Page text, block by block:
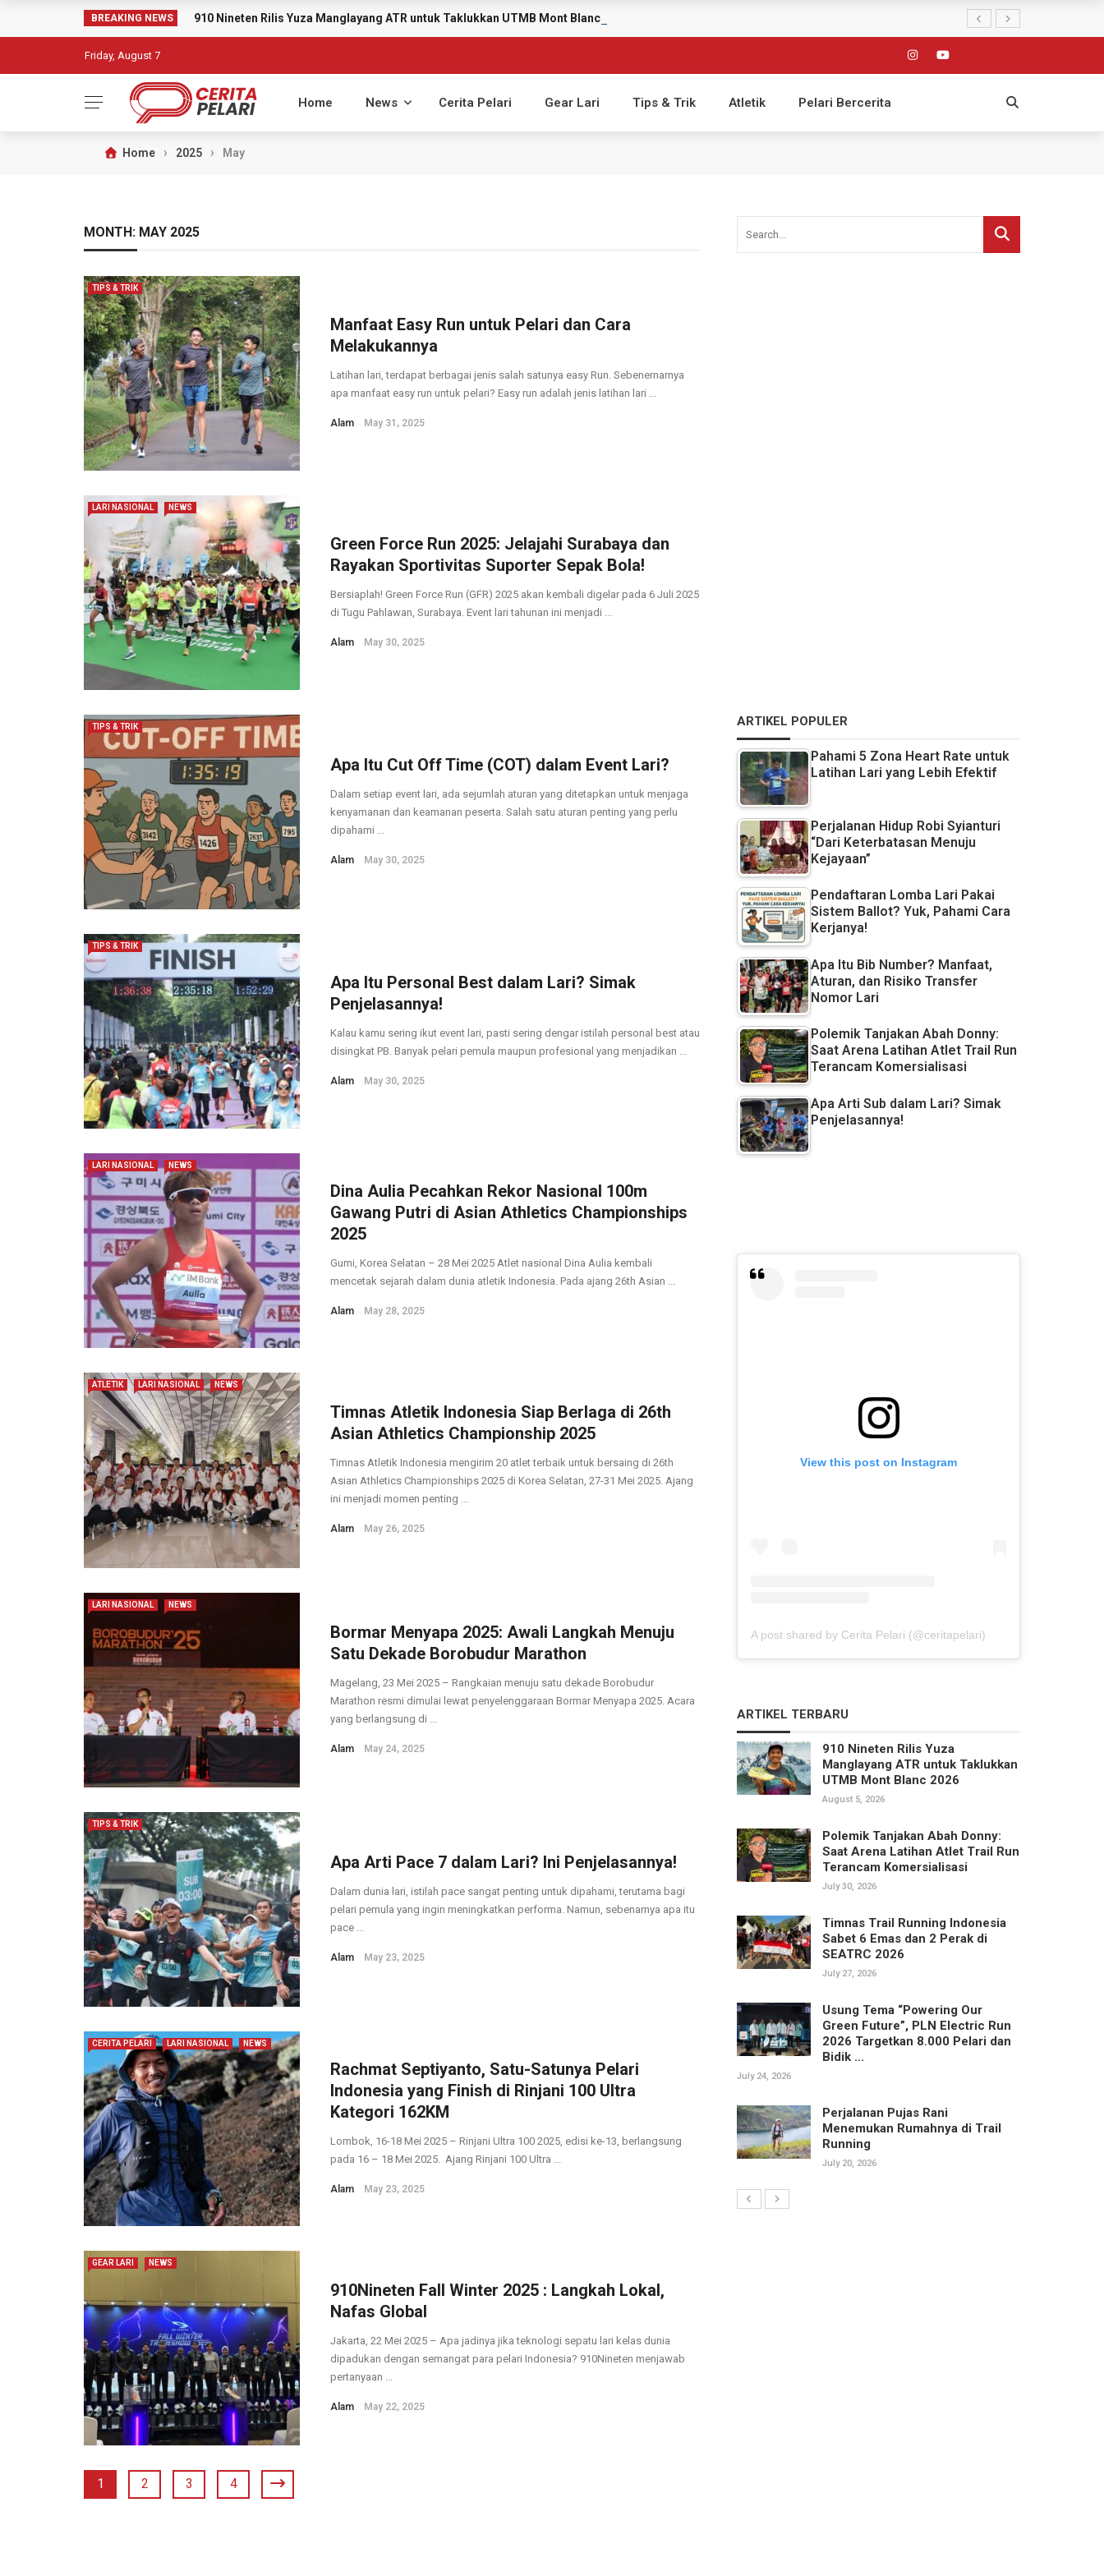
BREAKING NEWS 910 Nineten Rilis Yuza Manglayang ATR untuk Taklukkan UTMB Mont Blanc 2026
Friday, August 7
Home News Cerita Pelari Gear Lari Tips & Trik Atletik Pelari Bercerita
Home › 2025 › May
MONTH: MAY 2025
TIPS & TRIK
Manfaat Easy Run untuk Pelari dan Cara
Melakukannya
Latihan lari, terdapat berbagai jenis salah satunya easy Run. Sebenernarnya
apa manfaat easy run untuk pelari? Easy run adalah jenis latihan lari ...
Alam May 31, 2025
LARI NASIONAL NEWS
Green Force Run 2025: Jelajahi Surabaya dan
Rayakan Sportivitas Suporter Sepak Bola!
Bersiaplah! Green Force Run (GFR) 2025 akan kembali digelar pada 6 Juli 2025
di Tugu Pahlawan, Surabaya. Event lari tahunan ini menjadi ...
Alam May 30, 2025
TIPS & TRIK
Apa Itu Cut Off Time (COT) dalam Event Lari?
Dalam setiap event lari, ada sejumlah aturan yang ditetapkan untuk menjaga
kenyamanan dan keamanan peserta. Salah satu aturan penting yang perlu
dipahami ...
Alam May 30, 2025
TIPS & TRIK
Apa Itu Personal Best dalam Lari? Simak
Penjelasannya!
Kalau kamu sering ikut event lari, pasti sering dengar istilah personal best atau
disingkat PB. Banyak pelari pemula maupun profesional yang menjadikan ...
Alam May 30, 2025
LARI NASIONAL NEWS
Dina Aulia Pecahkan Rekor Nasional 100m
Gawang Putri di Asian Athletics Championships
2025
Gumi, Korea Selatan – 28 Mei 2025 Atlet nasional Dina Aulia kembali
mencetak sejarah dalam dunia atletik Indonesia. Pada ajang 26th Asian ...
Alam May 28, 2025
ATLETIK LARI NASIONAL NEWS
Timnas Atletik Indonesia Siap Berlaga di 26th
Asian Athletics Championship 2025
Timnas Atletik Indonesia mengirim 20 atlet terbaik untuk bersaing di 26th
Asian Athletics Championships 2025 di Korea Selatan, 27-31 Mei 2025. Ajang
ini menjadi momen penting ...
Alam May 26, 2025
LARI NASIONAL NEWS
Bormar Menyapa 2025: Awali Langkah Menuju
Satu Dekade Borobudur Marathon
Magelang, 23 Mei 2025 – Rangkaian menuju satu dekade Borobudur
Marathon resmi dimulai lewat penyelenggaraan Bormar Menyapa 2025. Acara
yang berlangsung di ...
Alam May 24, 2025
TIPS & TRIK
Apa Arti Pace 7 dalam Lari? Ini Penjelasannya!
Dalam dunia lari, istilah pace sangat penting untuk dipahami, terutama bagi
pelari pemula yang ingin meningkatkan performa. Namun, sebenarnya apa itu
pace ...
Alam May 23, 2025
CERITA PELARI LARI NASIONAL NEWS
Rachmat Septiyanto, Satu-Satunya Pelari
Indonesia yang Finish di Rinjani 100 Ultra
Kategori 162KM
Lombok, 16-18 Mei 2025 – Rinjani Ultra 100 2025, edisi ke-13, berlangsung
pada 16 – 18 Mei 2025. Ajang Rinjani 100 Ultra ...
Alam May 23, 2025
GEAR LARI NEWS
910Nineten Fall Winter 2025 : Langkah Lokal,
Nafas Global
Jakarta, 22 Mei 2025 – Apa jadinya jika teknologi sepatu lari kelas dunia
dipadukan dengan semangat para pelari Indonesia? 910Nineten menjawab
pertanyaan ...
Alam May 22, 2025
1 2 3 4
ARTIKEL POPULER
Pahami 5 Zona Heart Rate untuk
Latihan Lari yang Lebih Efektif
Perjalanan Hidup Robi Syianturi
“Dari Keterbatasan Menuju
Kejayaan”
Pendaftaran Lomba Lari Pakai
Sistem Ballot? Yuk, Pahami Cara
Kerjanya!
Apa Itu Bib Number? Manfaat,
Aturan, dan Risiko Transfer
Nomor Lari
Polemik Tanjakan Abah Donny:
Saat Arena Latihan Atlet Trail Run
Terancam Komersialisasi
Apa Arti Sub dalam Lari? Simak
Penjelasannya!
View this post on Instagram
A post shared by Cerita Pelari (@ceritapelari)
ARTIKEL TERBARU
910 Nineten Rilis Yuza
Manglayang ATR untuk Taklukkan
UTMB Mont Blanc 2026
August 5, 2026
Polemik Tanjakan Abah Donny:
Saat Arena Latihan Atlet Trail Run
Terancam Komersialisasi
July 30, 2026
Timnas Trail Running Indonesia
Sabet 6 Emas dan 2 Perak di
SEATRC 2026
July 27, 2026
Usung Tema “Powering Our
Green Future”, PLN Electric Run
2026 Targetkan 8.000 Pelari dan
Bidik ...
July 24, 2026
Perjalanan Pujas Rani
Menemukan Rumahnya di Trail
Running
July 20, 2026